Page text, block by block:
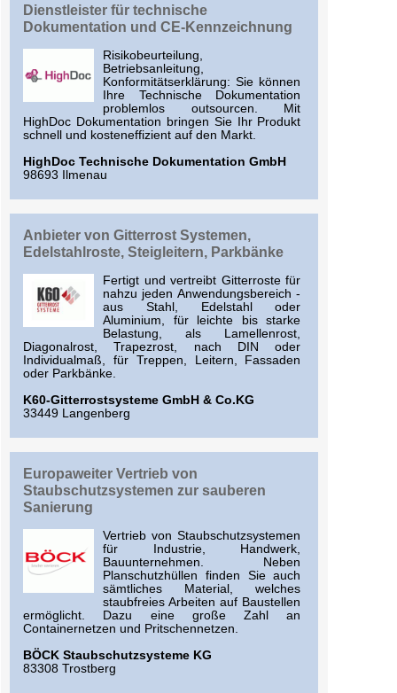
Dienstleister für technische
Dokumentation und CE-Kennzeichnung
Risikobeurteilung,
Betriebsanleitung,
Konformitätserklärung: Sie können
Ihre Technische Dokumentation
problemlos outsourcen. Mit
HighDoc Dokumentation bringen Sie Ihr Produkt
schnell und kosteneffizient auf den Markt.
HighDoc Technische Dokumentation GmbH
98693 Ilmenau
Anbieter von Gitterrost Systemen,
Edelstahlroste, Steigleitern, Parkbänke
Fertigt und vertreibt Gitterroste für
nahzu jeden Anwendungsbereich -
aus Stahl, Edelstahl oder
Aluminium, für leichte bis starke
Belastung, als Lamellenrost,
Diagonalrost, Trapezrost, nach DIN oder
Individualmaß, für Treppen, Leitern, Fassaden
oder Parkbänke.
K60-Gitterrostsysteme GmbH & Co.KG
33449 Langenberg
Europaweiter Vertrieb von
Staubschutzsystemen zur sauberen
Sanierung
Vertrieb von Staubschutzsystemen
für Industrie, Handwerk,
Bauunternehmen. Neben
Planschutzhüllen finden Sie auch
sämtliches Material, welches
staubfreies Arbeiten auf Baustellen
ermöglicht. Dazu eine große Zahl an
Containernetzen und Pritschennetzen.
BÖCK Staubschutzsysteme KG
83308 Trostberg